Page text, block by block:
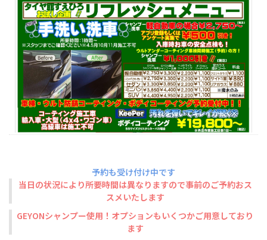
予約も受け付け中です
当日の状況により所要時間は異なりますので事前のご予約おス
スメいたします
GEYONシャンプー使用！オプションもいくつかご用意しており
ます